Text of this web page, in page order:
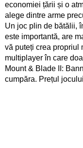
economiei țării și o
alege dintre arme
Un joc plin de bătălii,
este importantă, are
vă puteți crea propriul
multiplayer în care
Mount & Blade II:
cumpăra. Prețul